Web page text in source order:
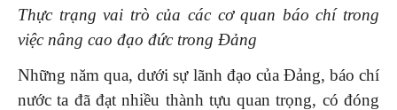
Thực trạng vai trò của các cơ quan báo chí trong
việc nâng cao đạo đức trong Đảng
Những năm qua, dưới sự lãnh đạo của Đảng, báo chí
nước ta đã đạt nhiều thành tựu quan trọng, có đóng